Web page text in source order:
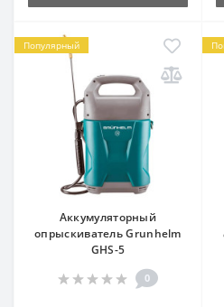
Популярный
Аккумуляторный
опрыскиватель Grunhelm
GHS-5
0